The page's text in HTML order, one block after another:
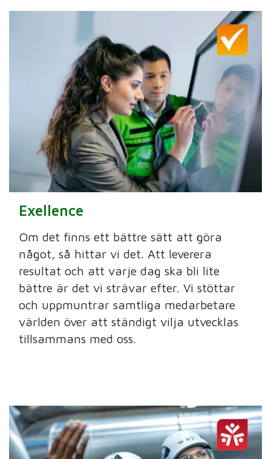
Exellence
Om det finns ett bättre sätt att göra
något, så hittar vi det. Att leverera
resultat och att varje dag ska bli lite
bättre är det vi strävar efter. Vi stöttar
och uppmuntrar samtliga medarbetare
världen över att ständigt vilja utvecklas
tillsammans med oss.